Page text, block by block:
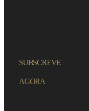
SUBSCREVE
AGORA